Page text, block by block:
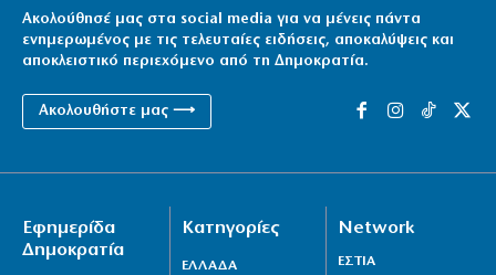
Ακολούθησέ μας στα social media για να μένεις πάντα
ενημερωμένος με τις τελευταίες ειδήσεις, αποκαλύψεις και
αποκλειστικό περιεχόμενο από τη Δημοκρατία.
Ακολουθήστε μας ⟶
Εφημερίδα
Δημοκρατία
Κατηγορίες
ΕΛΛΑΔΑ
Network
ΕΣΤΙΑ